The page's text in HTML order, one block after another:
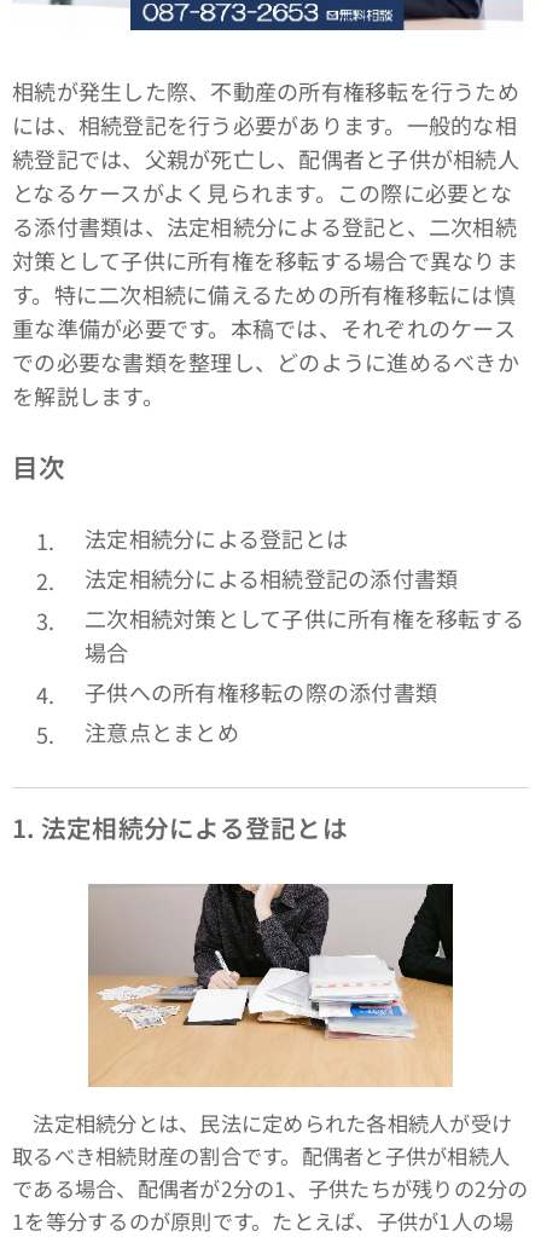
相続が発生した際、不動産の所有権移転を行うため
には、相続登記を行う必要があります。一般的な相
続登記では、父親が死亡し、配偶者と子供が相続人
となるケースがよく見られます。この際に必要とな
る添付書類は、法定相続分による登記と、二次相続
対策として子供に所有権を移転する場合で異なりま
す。特に二次相続に備えるための所有権移転には慎
重な準備が必要です。本稿では、それぞれのケース
での必要な書類を整理し、どのように進めるべきか
を解説します。
目次
法定相続分による登記とは
法定相続分による相続登記の添付書類
二次相続対策として子供に所有権を移転する
場合
子供への所有権移転の際の添付書類
注意点とまとめ
1. 法定相続分による登記とは
法定相続分とは、民法に定められた各相続人が受け
取るべき相続財産の割合です。配偶者と子供が相続人
である場合、配偶者が2分の1、子供たちが残りの2分の
1を等分するのが原則です。たとえば、子供が1人の場